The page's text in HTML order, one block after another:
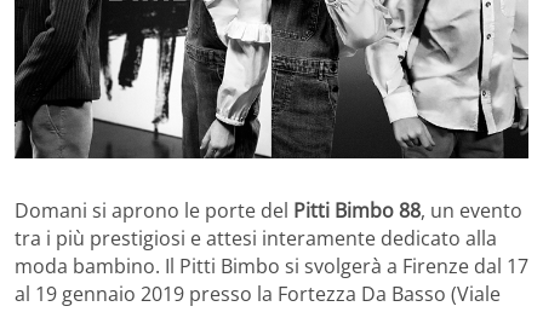
Domani si aprono le porte del Pitti Bimbo 88, un evento
tra i più prestigiosi e attesi interamente dedicato alla
moda bambino. Il Pitti Bimbo si svolgerà a Firenze dal 17
al 19 gennaio 2019 presso la Fortezza Da Basso (Viale